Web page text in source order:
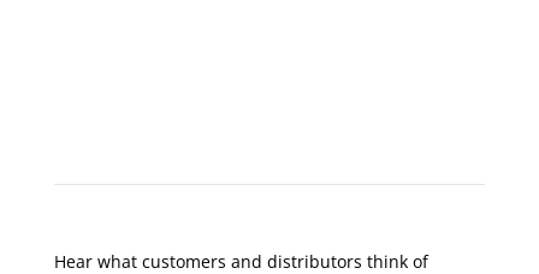
Hear what customers and distributors think of